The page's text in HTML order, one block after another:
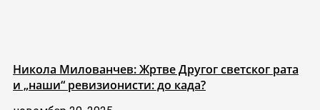
Никола Милованчев: Жртве Другог светског рата
и „наши“ ревизионисти: до када?